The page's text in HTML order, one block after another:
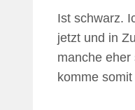
Ist schwarz.
jetzt und in
manche
komme